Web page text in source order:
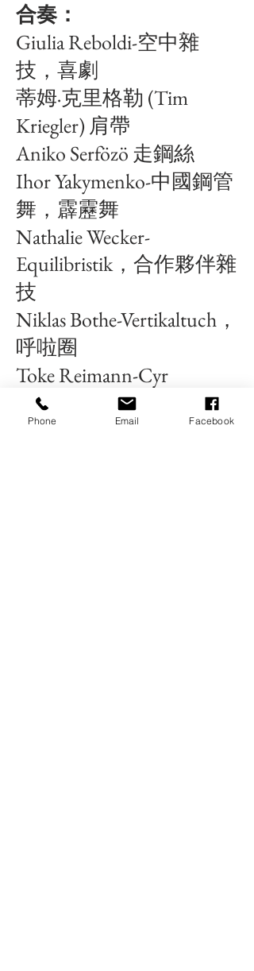
合奏：
Giulia Reboldi-空中雜
技，喜劇
蒂姆·克里格勒 (Tim
Kriegler) 肩帶
Aniko Serfözö 走鋼絲
Ihor Yakymenko-中國鋼管
舞，霹靂舞
Nathalie Wecker-
Equilibristik，合作夥伴雜
技
Niklas Bothe-Vertikaltuch，
呼啦圈
Toke Reimann-Cyr
Wheel，雜技搭檔
邁克·德內爾特 (Maik
Phone Email Facebook